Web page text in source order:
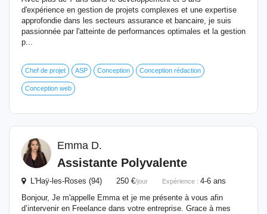
d'expérience en gestion de projets complexes et une expertise
approfondie dans les secteurs assurance et bancaire, je suis
passionnée par l'atteinte de performances optimales et la gestion
p...
Chef de projet ASP Conception Conception rédaction
Conception web
Emma D.
Assistante Polyvalente
L'Haÿ-les-Roses (94) 250 €/jour Expérience : 4-6 ans
Bonjour, Je m'appelle Emma et je me présente à vous afin
d’intervenir en Freelance dans votre entreprise. Grace à mes